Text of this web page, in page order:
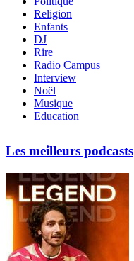
Religion
Enfants
DJ
Rire
Radio Campus
Interview
Noël
Musique
Education
Les meilleurs podcasts